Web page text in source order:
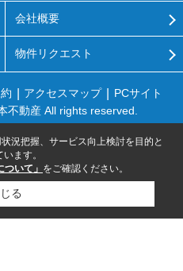
会社概要
物件リクエスト
アクセスマップ
PCサイト
不動産 All rights reserved.
況把握、サービス向上検討を目的と
ます。
ついて」 をご確認ください。
る